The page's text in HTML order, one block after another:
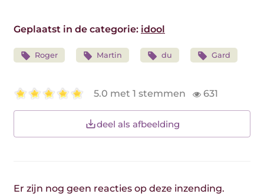
Geplaatst in de categorie: idool
Roger Martin du Gard
5.0 met 1 stemmen 631
deel als afbeelding
Er zijn nog geen reacties op deze inzending.